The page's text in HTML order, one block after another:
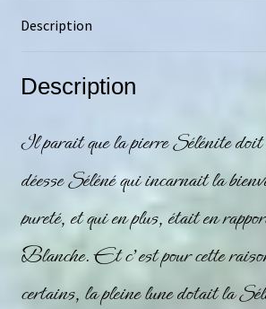
Description
Description
Il parait que la pierreSélénitedoit
déesse Séléné qui incarnait la
pureté, et qui en plus, était en
Blanche. Et c’est pour cette
certains, la pleine lune dotait la